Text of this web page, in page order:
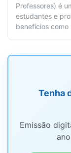
Professores) é
estudantes e
benefícios
Tenha
Emissão